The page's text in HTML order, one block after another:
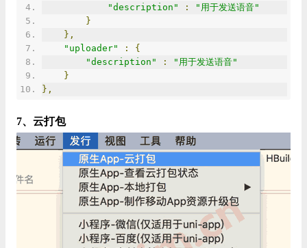
"description"
:
"用于发送语音"
}
},
"uploader"
:
{
"description"
:
"用于发送语音"
}
},
7、云打包